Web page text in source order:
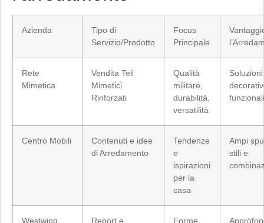
Azienda
Tipo di
Servizio/Prodotto
Focus
Principale
Rete
Mimetica
Vendita Teli
Mimetici
Rinforzati
Qualità
militare,
durabilità,
versatilità
Soluzioni
Centro Mobili
Contenuti e idee
di Arredamento
Tendenze
e
ispirazioni
per la
casa
Ampi
stili e
Westwing
Report e
Forme,